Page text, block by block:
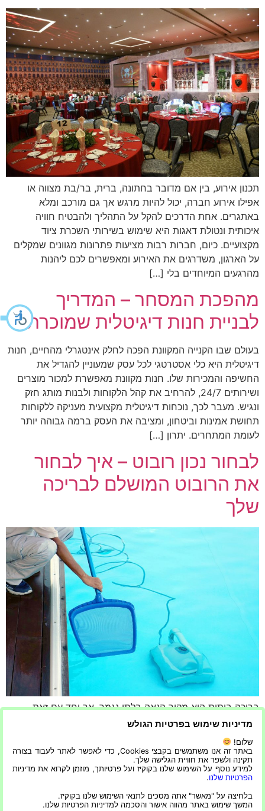
תכנון אירוע, בין אם מדובר בחתונה, ברית, בר/בת מצווה או
אפילו אירוע חברה, יכול להיות מרגש אך גם מורכב ומלא
באתגרים. אחת הדרכים להקל על התהליך ולהבטיח חוויה
איכותית ונטולת דאגות היא שימוש בשירותי השכרת ציוד
מקצועיים. כיום, חברות רבות מציעות פתרונות מגוונים שמקלים
על הארגון, משדרגים את האירוע ומאפשרים לכם ליהנות
מהרגעים המיוחדים בלי […]
מהפכת המסחר – המדריך
לבניית חנות דיגיטלית שמוכרת
בעולם שבו הקנייה המקוונת הפכה לחלק אינטגרלי מהחיים, חנות
דיגיטלית היא כלי אסטרטגי לכל עסק שמעוניין להגדיל את
החשיפה והמכירות שלו. חנות מקוונת מאפשרת למכור מוצרים
ושירותים 24/7, להרחיב את קהל הלקוחות ולבנות מותג חזק
ונגיש. מעבר לכך, נוכחות דיגיטלית מקצועית מעניקה ללקוחות
תחושת אמינות וביטחון, ומציבה את העסק ברמה גבוהה יותר
לעומת המתחרים. יתרון […]
לבחור נכון רובוט – איך לבחור
את הרובוט המושלם לבריכה
שלך
בריכה ביתית היא מקור הנאה בלתי נגמר, אך יחד עם זאת,
שמירה על ניקיונה דורשת זמן, מאמץ ותשומת לב יומיומית.
לכלוך, עלים, חול וחרקים מצטברים במים, ובלי טיפול נכון עלולה
הבריכה להפוך למקור בעיות – מים עכורים, הצטברות חיידקים
ובעיות במערכת הסינון. כאן נכנס לתמונה הרובוט לבריכה –
פתרון חכם שמאפשר שמירה על מים צלולים […]
מדיניות שימוש בפרטיות הגולש
שלום!
באתר זה אנו משתמשים בקבצי Cookies, כדי לאפשר לאתר לעבוד בצורה
תקינה ולשפר את חוויית הגלישה שלך.
למידע נוסף על השימוש שלנו בקוקיז ועל פרטיותך, מוזמן לקרוא את מדיניות
הפרטיות שלנו.
בלחיצה על "מאשר" אתה מסכים לתנאי השימוש שלנו בקוקיז.
המשך שימוש באתר מהווה אישור והסכמה למדיניות הפרטיות שלנו.